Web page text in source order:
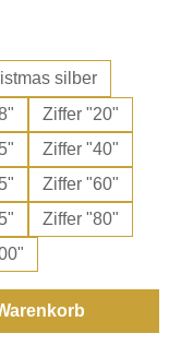
silber
Ziffer "20"
Ziffer "40"
Ziffer "60"
Ziffer "80"